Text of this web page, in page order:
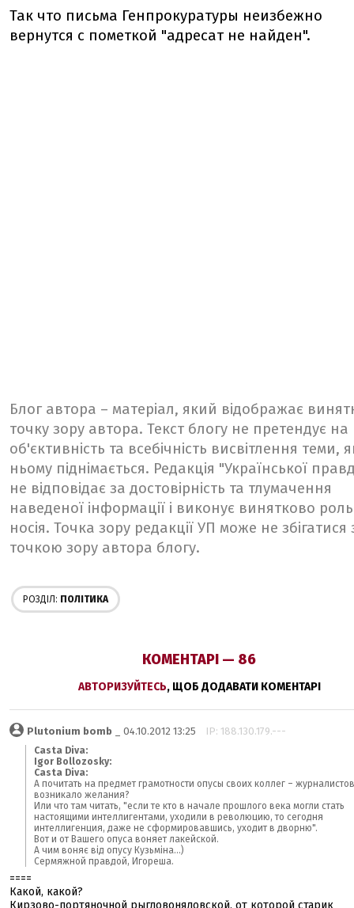
Так что письма Генпрокуратуры неизбежно
вернутся с пометкой "адресат не найден".
Блог автора – матеріал, який відображає
точку зору автора. Текст блогу не претендує на
об'єктивність та всебічність висвітлення теми,
ньому піднімається. Редакція "Української
не відповідає за достовірність та тлумачення
наведеної інформації і виконує винятково роль
носія. Точка зору редакції УП може не збігатися
точкою зору автора блогу.
РОЗДІЛ: ПОЛІТИКА
КОМЕНТАРІ — 86
АВТОРИЗУЙТЕСЬ, ЩОБ ДОДАВАТИ КОМЕНТАРІ
Plutonium bomb _ 04.10.2012 13:25 IP: 188.130.179.---
Casta Diva:
Igor Bollozosky:
Casta Diva:
А почитать на предмет грамотности опусы своих коллег –
возникало желания?
Или что там читать, "если те кто в начале прошлого века могли стать
настоящими интеллигентами, уходили в революцию, то сегодня
интеллигенция, даже не сформировавшись, уходит в дворню".
Вот и от Вашего опуса воняет лакейской.
А чим воняє від опусу Кузьміна...)
Сермяжной правдой, Игореша.
====
Какой, какой?
Кирзово-портяночной рыгловоняловской, от которой старик